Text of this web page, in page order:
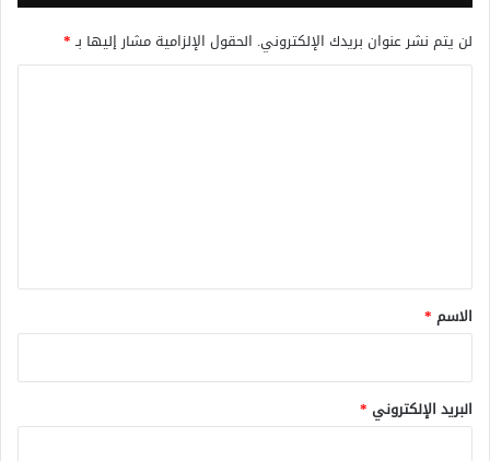
لن يتم نشر عنوان بريدك الإلكتروني. الحقول الإلزامية مشار إليها بـ*
*
الاسم *
البريد الإلكتروني *